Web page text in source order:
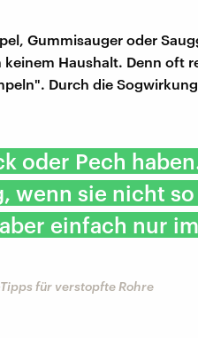
Gummisauger oder
Haushalt. Denn oft
Durch die
oder Pech
wenn sie nicht
einfach nur
für verstopfte Rohre